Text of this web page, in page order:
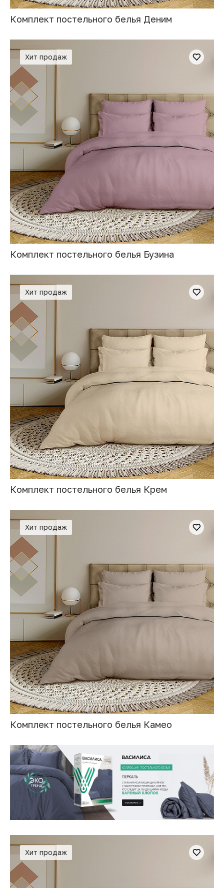
Комплект постельного белья Деним
Хит продаж
Комплект постельного белья Бузина
Хит продаж
Комплект постельного белья Крем
Хит продаж
Комплект постельного белья Камео
Хит продаж